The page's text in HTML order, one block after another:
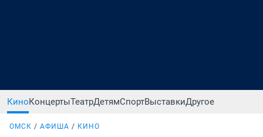
КиноКонцертыТеатрДетямСпортВыставкиДругое
ОМСК АФИША КИНО